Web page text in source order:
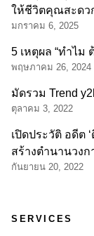
ให้ชีวิตคุณสะดว
มกราคม 6, 2025
5 เหตุผล “ทำไม
พฤษภาคม 26, 2024
มัดรวม Trend
ตุลาคม 3, 2022
เปิดประวัติ อดีต
สร้างตำนานวงก
กันยายน 20, 2022
SERVICES